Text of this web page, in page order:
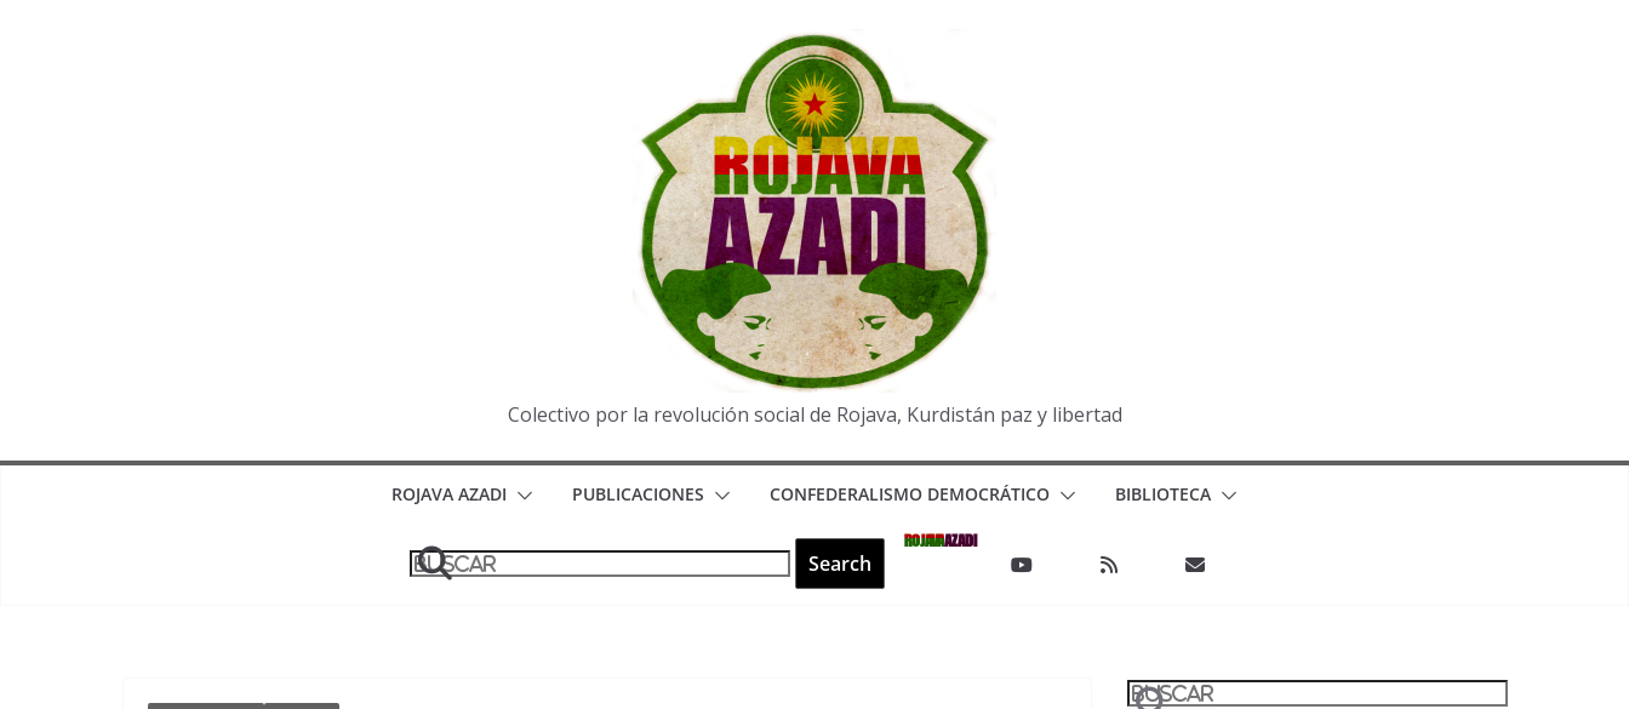
Colectivo por la revolución social de Rojava, Kurdistán paz y libertad
ROJAVA AZADI PUBLICACIONES CONFEDERALISMO DEMOCRÁTICO BIBLIOTECA
ROJAVAAZADI